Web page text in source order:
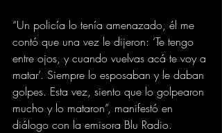
“Un policía lo tenía amenazado, él me
contó que una vez le dijeron: ‘Te tengo
entre ojos, y cuando vuelvas acá te voy a
matar’. Siempre lo esposaban y le daban
golpes. Esta vez, siento que lo golpearon
mucho y lo mataron”, manifestó en
diálogo con la emisora Blu Radio.